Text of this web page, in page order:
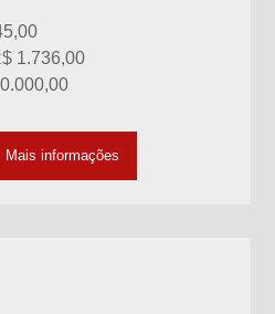
1.736,00
Mais informações